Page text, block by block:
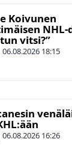
Koivunen
NHL-
vitsi?”
06.08.2026 18:15
06.08.2026 16:26